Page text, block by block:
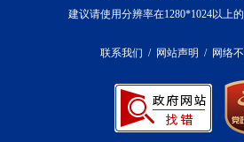
建议请使用分辨率在1280*1024以上
联系我们 / 网站声明 / 网络